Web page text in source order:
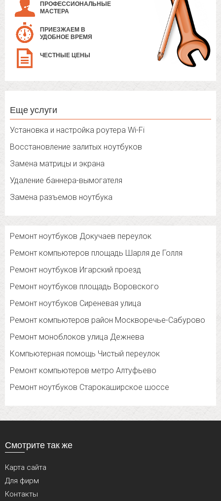
ПРОФЕССИОНАЛЬНЫЕ
МАСТЕРА
ПРИЕЗЖАЕМ В
УДОБНОЕ ВРЕМЯ
ЧЕСТНЫЕ ЦЕНЫ
Еще услуги
Установка и настройка роутера Wi-Fi
Восстановление залитых ноутбуков
Замена матрицы и экрана
Удаление баннера-вымогателя
Замена разъемов ноутбука
Ремонт ноутбуков Докучаев переулок
Ремонт компьютеров площадь Шарля де Голля
Ремонт ноутбуков Игарский проезд
Ремонт ноутбуков площадь Воровского
Ремонт ноутбуков Сиреневая улица
Ремонт компьютеров район Москворечье-Сабурово
Ремонт моноблоков улица Дежнева
Компьютерная помощь Чистый переулок
Ремонт компьютеров метро Алтуфьево
Ремонт ноутбуков Старокаширское шоссе
Смотрите так же
Карта сайта
Для фирм
Контакты